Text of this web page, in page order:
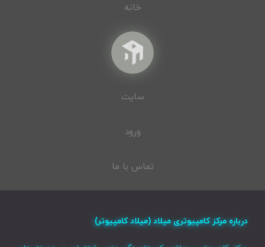
خانه
سایت
ورود
تماس با ما
درباره مرکز کامپیوتری میلاد (میلاد کامپیوتر)